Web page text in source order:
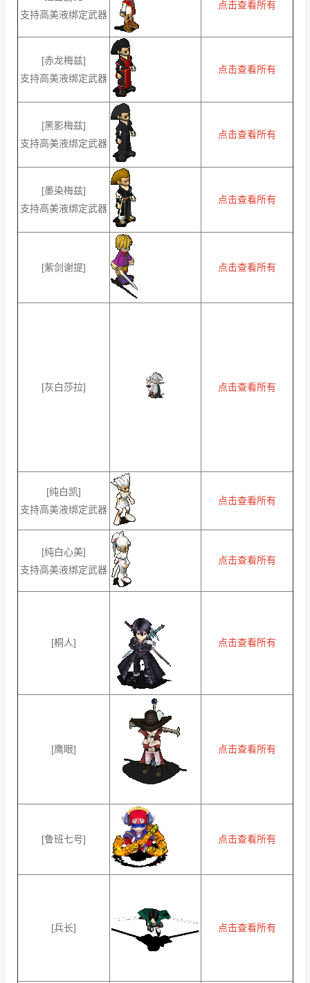
支持高美液绑定武器
点击查看所有
[赤龙梅兹]
支持高美液绑定武器
点击查看所有
[黑影梅兹]
支持高美液绑定武器
点击查看所有
[墨染梅兹]
支持高美液绑定武器
点击查看所有
[紫剑谢提] 点击查看所有
[灰白莎拉] 点击查看所有
[纯白凯]
支持高美液绑定武器
点击查看所有
[纯白心美]
支持高美液绑定武器
点击查看所有
[桐人] 点击查看所有
[鹰眼] 点击查看所有
[鲁班七号] 点击查看所有
[兵长] 点击查看所有